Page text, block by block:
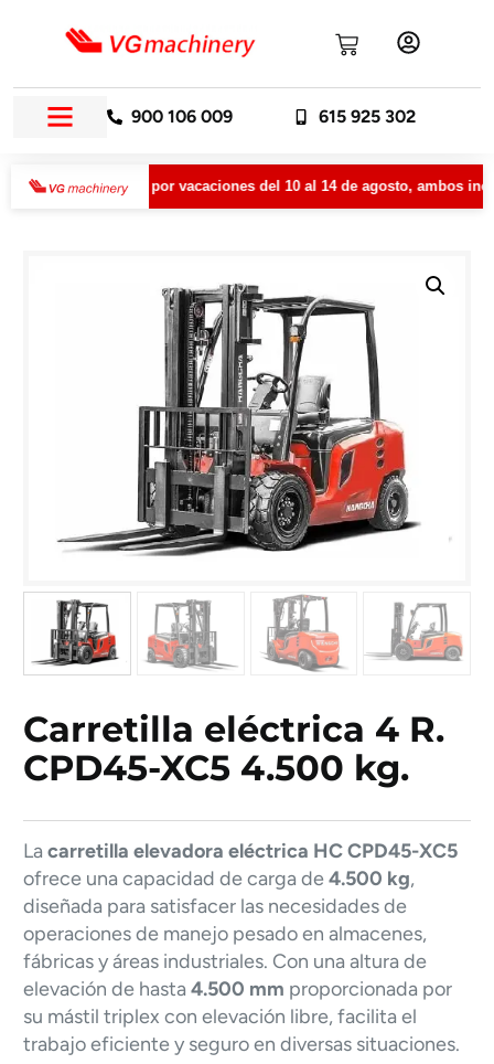
900 106 009 615 925 302
cerrada por vacaciones del 10 al 14 de agosto, ambos
Carretilla eléctrica 4 R.
CPD45-XC5 4.500 kg.
Lacarretilla elevadora eléctrica HC CPD45-XC5
ofrece una capacidad de carga de4.500 kg,
diseñada para satisfacer las necesidades de
operaciones de manejo pesado en almacenes,
fábricas y áreas industriales. Con una altura de
elevación de hasta4.500 mm proporcionada por
su mástil triplex con elevación libre, facilita el
trabajo eficiente y seguro en diversas situaciones.